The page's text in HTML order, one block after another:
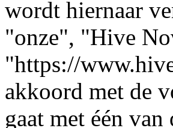
wordt hiernaar
"onze", "Hive
"https://
akkoord met de
gaat met één